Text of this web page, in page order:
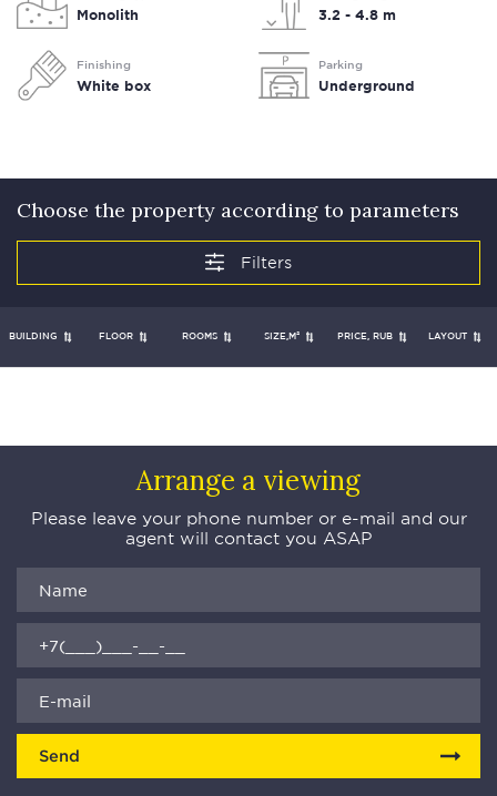
Monolith 3.2 - 4.8 m
Finishing
White box
Parking
Underground
Choose the property according to parameters
BUILDING FLOOR ROOMS SIZE,М² PRICE, RUB LAYOUT
Arrange a viewing
Please leave your phone number or e-mail and our
agent will contact you ASAP
Send